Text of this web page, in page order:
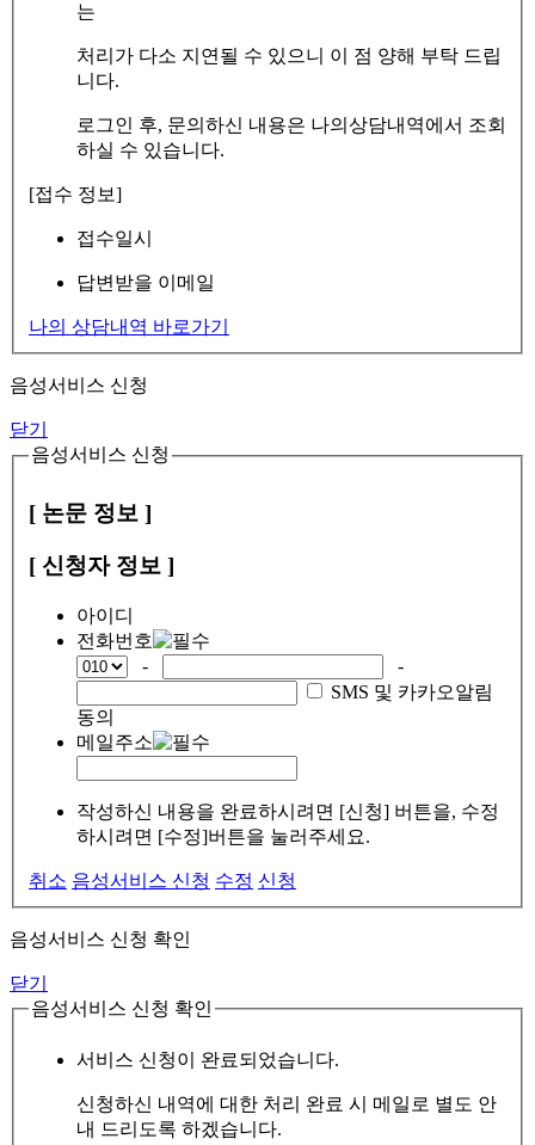
는
처리가 다소 지연될 수 있으니 이 점 양해 부탁 드립
니다.
로그인 후, 문의하신 내용은 나의상담내역에서 조회
하실 수 있습니다.
[접수 정보]
접수일시
답변받을 이메일
나의 상담내역 바로가기
음성서비스 신청
닫기
음성서비스 신청
[ 논문 정보 ]
[ 신청자 정보 ]
아이디
전화번호
-
-
SMS 및 카카오알림
동의
메일주소
작성하신 내용을 완료하시려면 [신청] 버튼을, 수정
하시려면 [수정]버튼을 눌러주세요.
취소 음성서비스 신청 수정 신청
음성서비스 신청 확인
닫기
음성서비스 신청 확인
서비스 신청이 완료되었습니다.
신청하신 내역에 대한 처리 완료 시 메일로 별도 안
내 드리도록 하겠습니다.